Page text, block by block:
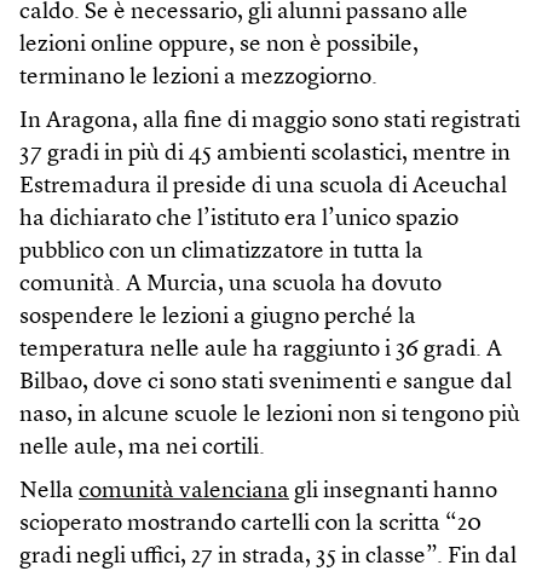
caldo. Se è necessario, gli alunni passano alle
lezioni online oppure, se non è possibile,
terminano le lezioni a mezzogiorno.
In Aragona, alla fine di maggio sono stati registrati
37 gradi in più di 45 ambienti scolastici, mentre in
Estremadura il preside di una scuola di Aceuchal
ha dichiarato che l’istituto era l’unico spazio
pubblico con un climatizzatore in tutta la
comunità. A Murcia, una scuola ha dovuto
sospendere le lezioni a giugno perché la
temperatura nelle aule ha raggiunto i 36 gradi. A
Bilbao, dove ci sono stati svenimenti e sangue dal
naso, in alcune scuole le lezioni non si tengono più
nelle aule, ma nei cortili.
Nella comunità valenciana gli insegnanti hanno
scioperato mostrando cartelli con la scritta “20
gradi negli uffici, 27 in strada, 35 in classe”. Fin dal